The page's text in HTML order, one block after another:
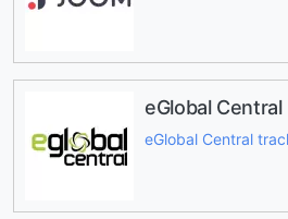
eGlobal Central
eGlobal Central